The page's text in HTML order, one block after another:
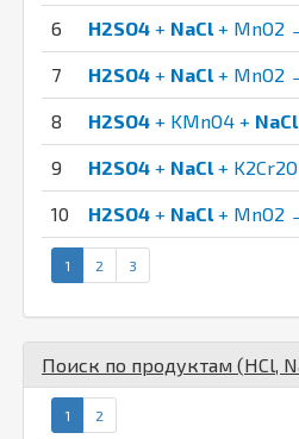
6 H2SO4 + NaCl+ MnO2
7 H2SO4 + NaCl+ MnO2
8 H2SO4 + KMnO4 + NaCl
9 H2SO4 + NaCl+
10 H2SO4 + NaCl+ MnO2
1 2 3
Поиск по продуктам (HCl,
1 2